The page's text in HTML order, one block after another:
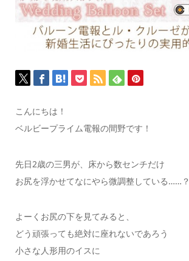
こんにちは！
ベルビープライム電報の間野です！
先日2歳の三男が、床から数センチだけ
お尻を浮かせてなにやら微調整している……？
よーくお尻の下を見てみると、
どう頑張っても絶対に座れないであろう
小さな人形用のイスに